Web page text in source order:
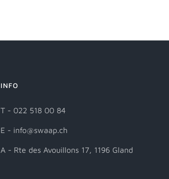
INFO
T - 022 518 00 84
E - info@swaap.ch
A - Rte des Avouillons 17, 1196 Gland